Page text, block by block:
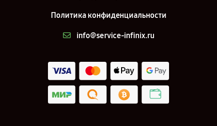
Политика конфиденциальности
info@service-infinix.ru